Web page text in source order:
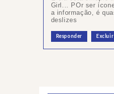
Girl... POr ser
a informação, é
deslizes
Responder Excluir